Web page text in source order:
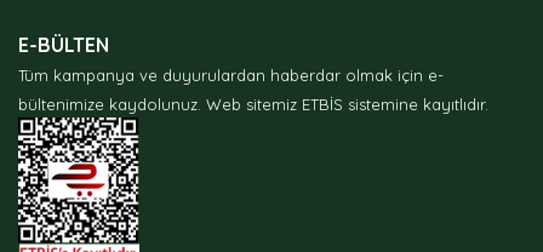
E-BÜLTEN
Tüm kampanya ve duyurulardan haberdar olmak için e-
bültenimize kaydolunuz. Web sitemiz ETBİS sistemine kayıtlıdır.